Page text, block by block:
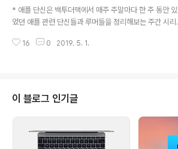
업 등의 특수한 상황을 제외하고는 앱 스토어를 통해서만
배포할 수 있다는 면에서 애플의 독점 체제이고, 수수료는
은 당시에 이 소송을 이전 판례를 들어 기각해야 한다고 주
* 애플 단신은 백투더맥에서 매주 주말마다 한 주 동안 있
었던 애플 관련 단신들과 루머들을 정리해보는 주간 시리
점, 양해 부탁드립니다.) 애플 스토어, 맥북 키보드 수리 최
단될 수 있는 문제에서 자유롭지 못한 것으로 밝혀진 가운
데, 애플이 이 문제로 인한 사용자의 불편을 최소화하기 위
한 정책을 마련했습니다. 이제부터는 애플 스토어에 맥북
의 키보드 문제로 인한 수리 요청이 들어올 경우, 해당 요청
을 최우선으로 처리한다고 합니다. 기존에는 중앙 센터로
16 0 2019. 5. 1.
이 블로그 인기글